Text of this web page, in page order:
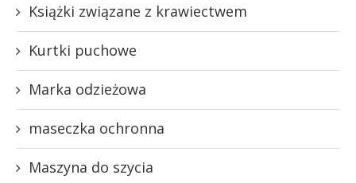
Książki związane z krawiectwem
Kurtki puchowe
Marka odzieżowa
maseczka ochronna
Maszyna do szycia